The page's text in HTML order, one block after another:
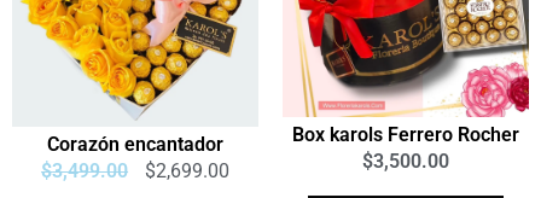
Corazón encantador
$3,499.00 $2,699.00
Box karols Ferrero Rocher
$3,500.00